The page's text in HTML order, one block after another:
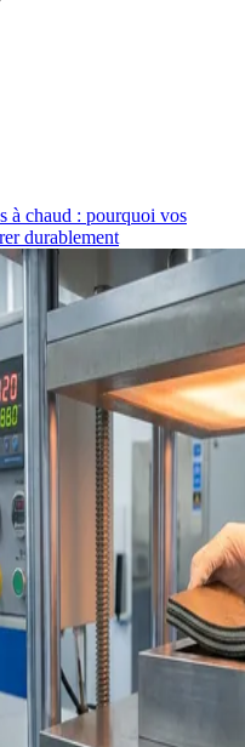
à chaud : pourquoi vos
durablement